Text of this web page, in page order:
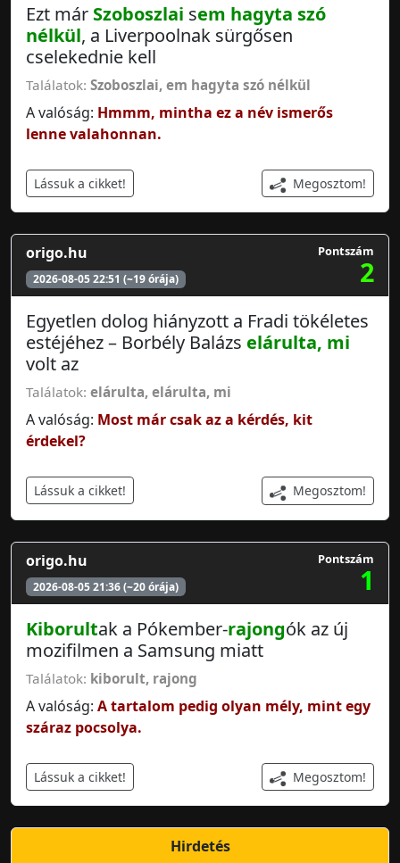
Ezt már Szoboszlai sem hagyta szó
nélkül, a Liverpoolnak sürgősen
cselekednie kell
Találatok: Szoboszlai, em hagyta szó nélkül
A valóság: Hmmm, mintha ez a név ismerős
lenne valahonnan.
Lássuk a cikket! Megosztom!
origo.hu
2026-08-05 22:51 (~19 órája)
Pontszám
2
Egyetlen dolog hiányzott a Fradi tökéletes
estéjéhez – Borbély Balázs elárulta, mi
volt az
Találatok: elárulta, elárulta, mi
A valóság: Most már csak az a kérdés, kit
érdekel?
Lássuk a cikket! Megosztom!
origo.hu
2026-08-05 21:36 (~20 órája)
Pontszám
1
Kiborultak a Pókember-rajongók az új
mozifilmen a Samsung miatt
Találatok: kiborult, rajong
A valóság: A tartalom pedig olyan mély, mint egy
száraz pocsolya.
Lássuk a cikket! Megosztom!
Hirdetés